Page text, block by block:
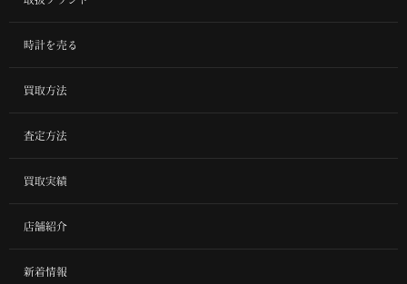
時計を売る
買取方法
査定方法
買取実績
店舗紹介
新着情報